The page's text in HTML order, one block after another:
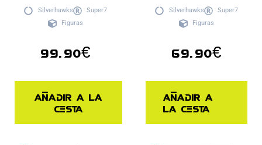
Silverhawks
Super7
Figuras
99.90€
Añadir a la
cesta
Silverhawks
Super7
Figuras
69.90€
Añadir a
la cesta